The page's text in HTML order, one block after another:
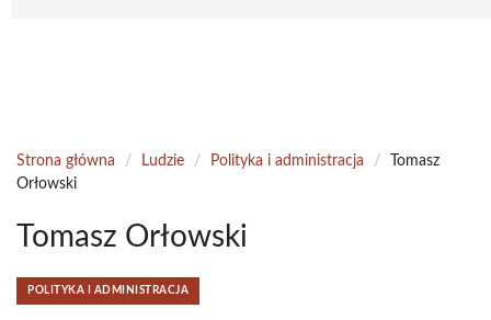
Strona główna / Ludzie / Polityka i administracja /
Tomasz
Orłowski
Tomasz Orłowski
POLITYKA I ADMINISTRACJA